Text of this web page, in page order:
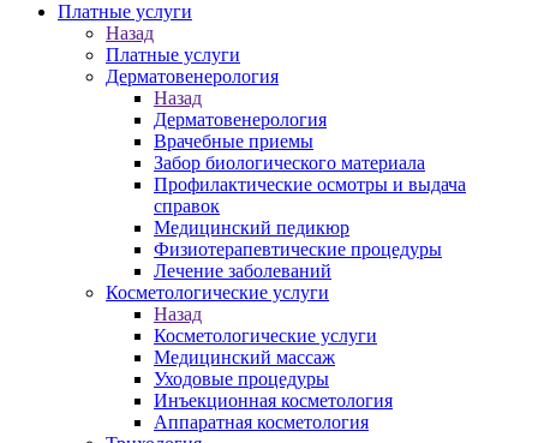
Платные услуги
Назад
Платные услуги
Дерматовенерология
Назад
Дерматовенерология
Врачебные приемы
Забор биологического материала
Профилактические осмотры и выдача
справок
Медицинский педикюр
Физиотерапевтические процедуры
Лечение заболеваний
Косметологические услуги
Назад
Косметологические услуги
Медицинский массаж
Уходовые процедуры
Инъекционная косметология
Аппаратная косметология